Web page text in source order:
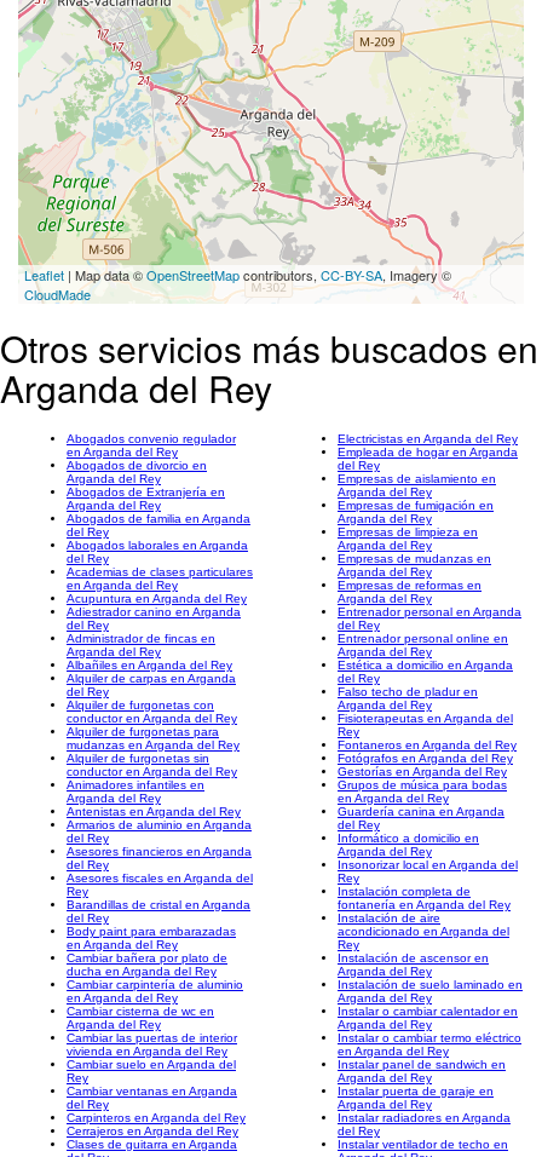
Leaflet | Map data ©OpenStreetMapcontributors, CC-BY-SA, Imagery ©
CloudMade
Otros servicios más buscados en
Arganda del Rey
Abogados convenio regulador
en Arganda del Rey
Abogados de divorcio en
Arganda del Rey
Abogados de Extranjería en
Arganda del Rey
Abogados de familia en Arganda
del Rey
Abogados laborales en Arganda
del Rey
Academias de clases particulares
en Arganda del Rey
Acupuntura en Arganda del Rey
Adiestrador canino en Arganda
del Rey
Administrador de fincas en
Arganda del Rey
Albañiles en Arganda del Rey
Alquiler de carpas en Arganda
del Rey
Alquiler de furgonetas con
conductor en Arganda del Rey
Alquiler de furgonetas para
mudanzas en Arganda del Rey
Alquiler de furgonetas sin
conductor en Arganda del Rey
Animadores infantiles en
Arganda del Rey
Antenistas en Arganda del Rey
Armarios de aluminio en Arganda
del Rey
Asesores financieros en Arganda
del Rey
Asesores fiscales en Arganda del
Rey
Barandillas de cristal en Arganda
del Rey
Body paint para embarazadas
en Arganda del Rey
Cambiar bañera por plato de
ducha en Arganda del Rey
Cambiar carpintería de aluminio
en Arganda del Rey
Cambiar cisterna de wc en
Arganda del Rey
Cambiar las puertas de interior
vivienda en Arganda del Rey
Cambiar suelo en Arganda del
Rey
Cambiar ventanas en Arganda
del Rey
Carpinteros en Arganda del Rey
Cerrajeros en Arganda del Rey
Clases de guitarra en Arganda
Electricistas en Arganda del Rey
Empleada de hogar en Arganda
del Rey
Empresas de aislamiento en
Arganda del Rey
Empresas de fumigación en
Arganda del Rey
Empresas de limpieza en
Arganda del Rey
Empresas de mudanzas en
Arganda del Rey
Empresas de reformas en
Arganda del Rey
Entrenador personal en Arganda
del Rey
Entrenador personal online en
Arganda del Rey
Estética a domicilio en Arganda
del Rey
Falso techo de pladur en
Arganda del Rey
Fisioterapeutas en Arganda del
Rey
Fontaneros en Arganda del Rey
Fotógrafos en Arganda del Rey
Gestorías en Arganda del Rey
Grupos de música para bodas
en Arganda del Rey
Guardería canina en Arganda
del Rey
Informático a domicilio en
Arganda del Rey
Insonorizar local en Arganda del
Rey
Instalación completa de
fontanería en Arganda del Rey
Instalación de aire
acondicionado en Arganda del
Rey
Instalación de ascensor en
Arganda del Rey
Instalación de suelo laminado en
Arganda del Rey
Instalar o cambiar calentador en
Arganda del Rey
Instalar o cambiar termo eléctrico
en Arganda del Rey
Instalar panel de sandwich en
Arganda del Rey
Instalar puerta de garaje en
Arganda del Rey
Instalar radiadores en Arganda
del Rey
Instalar ventilador de techo en